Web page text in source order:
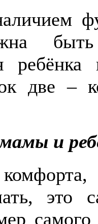
две –
и
это
самого